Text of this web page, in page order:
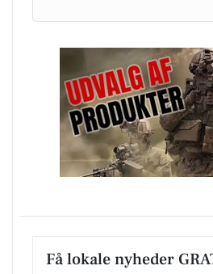
Få lokale nyheder